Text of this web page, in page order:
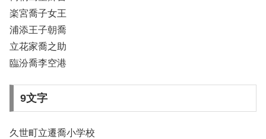
楽宮喬子女王
浦添王子朝喬
立花家喬之助
臨汾喬李空港
9文字
久世町立遷喬小学校